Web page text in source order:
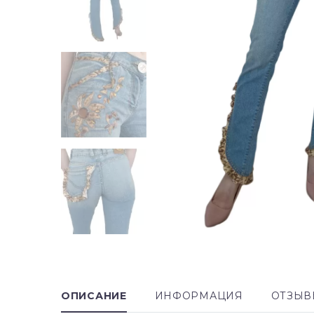
ОПИСАНИЕ ИНФОРМАЦИЯ